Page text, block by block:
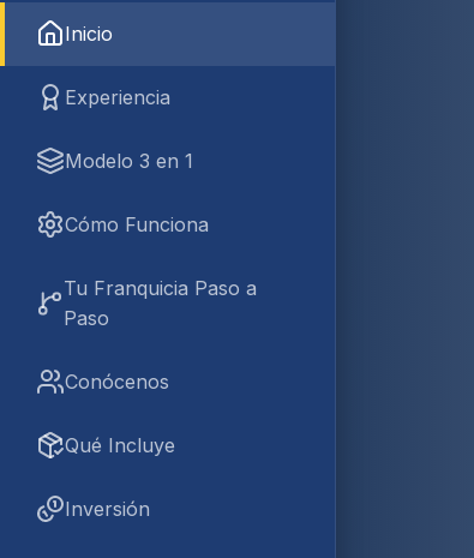
Inicio
Experiencia
Modelo 3 en 1
Cómo Funciona
Tu Franquicia Paso a
Paso
Conócenos
Qué Incluye
Inversión